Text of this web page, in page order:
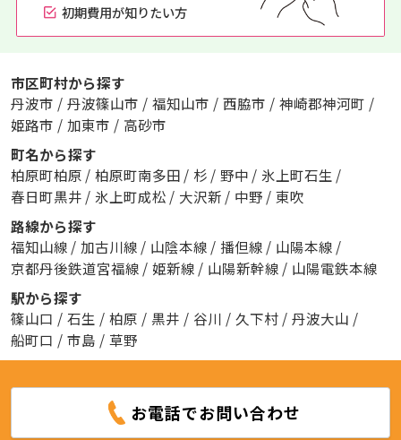
初期費用が知りたい方
市区町村から探す
丹波市 / 丹波篠山市 / 福知山市 / 西脇市 / 神崎郡神河町 /
姫路市 / 加東市 / 高砂市
町名から探す
柏原町柏原 / 柏原町南多田 / 杉 / 野中 / 氷上町石生 /
春日町黒井 / 氷上町成松 / 大沢新 / 中野 / 東吹
路線から探す
福知山線 / 加古川線 / 山陰本線 / 播但線 / 山陽本線 /
京都丹後鉄道宮福線 / 姫新線 / 山陽新幹線 / 山陽電鉄本線
駅から探す
篠山口 / 石生 / 柏原 / 黒井 / 谷川 / 久下村 / 丹波大山 /
船町口 / 市島 / 草野
お電話でお問い合わせ